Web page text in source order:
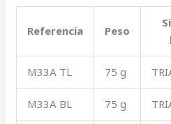
Referencia Peso
M33A TL 75 g
M33A BL 75 g